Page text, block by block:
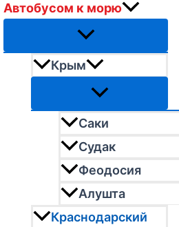
Автобусом к морю
Крым
Саки
Судак
Феодосия
Алушта
Краснодарский